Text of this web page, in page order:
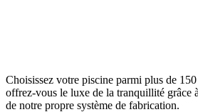
Choisissez votre piscine parmi plus de
offrez-vous le luxe de la tranquillité grâce
de notre propre système de fabrication.